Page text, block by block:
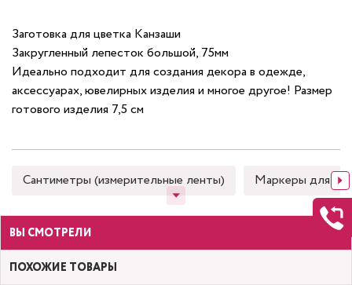
Заготовка для цветка Канзаши
Закругленный лепесток большой, 75мм
Идеально подходит для создания декора в одежде,
аксессуарах, ювелирных изделия и многое другое! Размер
готового изделия 7,5 см
Сантиметры (измерительные ленты) Маркеры для
ВЫ СМОТРЕЛИ
ПОХОЖИЕ ТОВАРЫ